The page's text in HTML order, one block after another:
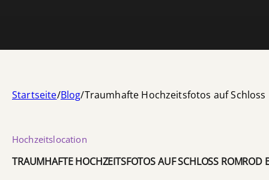
Startseite/Blog/Traumhafte Hochzeitsfotos auf
TRAUMHAFTE HOCHZEITSFOTOS AUF SCHLOSS ROMROD
Hochzeitslocation